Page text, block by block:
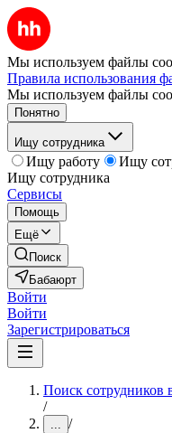
Мы используем файлы
Правила использования
Мы используем файлы
Понятно
Ищу сотрудника
Ищу работу
Ищу
Ищу сотрудника
Сервисы
Помощь
Ещё
Поиск
Бабаюрт
Войти
Войти
Зарегистрироваться
Поиск сотрудников
/
... /